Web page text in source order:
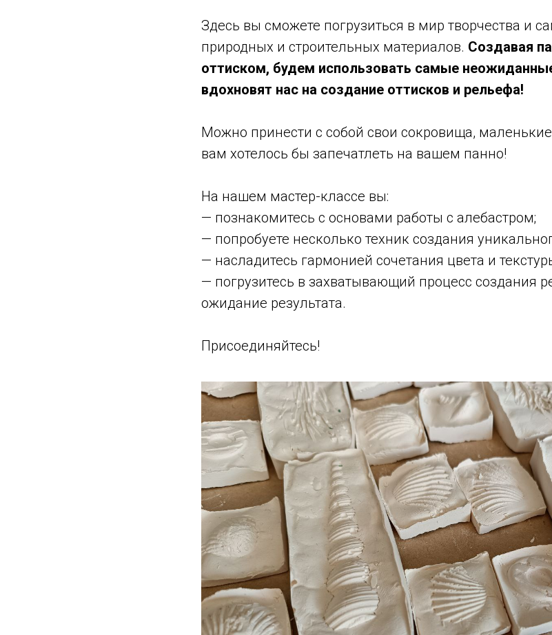
Здесь вы сможете погрузиться в мир творчества и
природных и строительных материалов. Создавая
оттиском, будем использовать самые
вдохновят нас на создание оттисков и рельефа!
Можно принести с собой свои сокровища,
вам хотелось бы запечатлеть на вашем панно!
На нашем мастер-классе вы:
— познакомитесь с основами работы с алебастром;
— попробуете несколько техник создания
— насладитесь гармонией сочетания цвета и
— погрузитесь в захватывающий процесс создания
ожидание результата.
Присоединяйтесь!